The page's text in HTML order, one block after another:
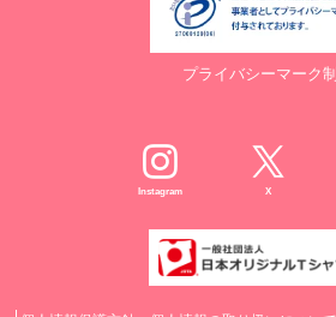
プライバシーマーク
Instagram X